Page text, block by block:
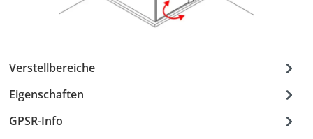
Verstellbereiche
Eigenschaften
GPSR-Info